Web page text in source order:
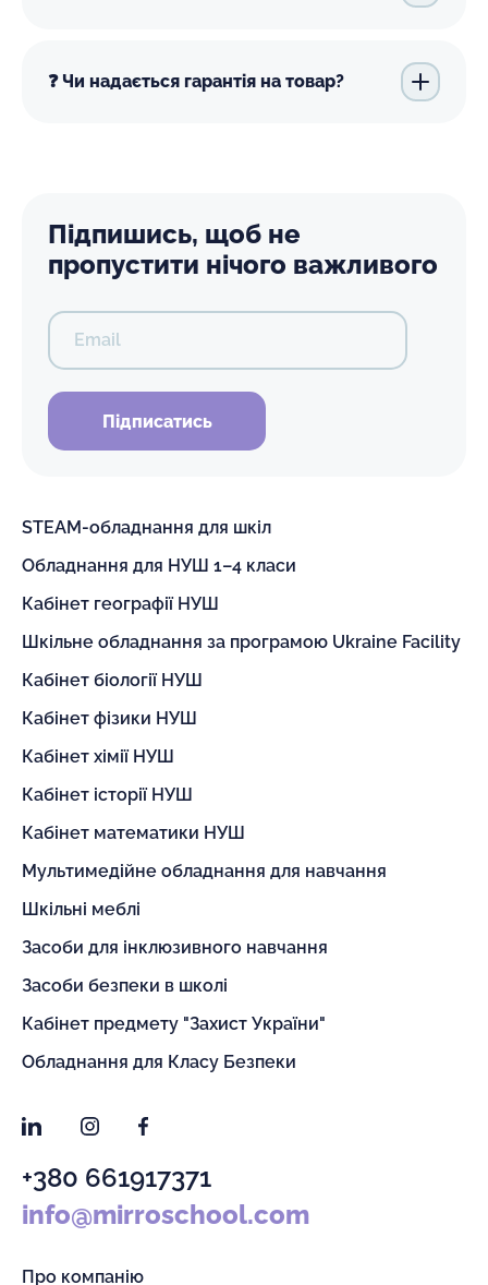
❓ Чи надається гарантія на товар?
Підпишись, щоб не
пропустити нічого важливого
Email
Підписатись
STEAM-обладнання для шкіл
Обладнання для НУШ 1–4 класи
Кабінет географії НУШ
Шкільне обладнання за програмою Ukraine Facility
Кабінет біології НУШ
Кабінет фізики НУШ
Кабінет хімії НУШ
Кабінет історії НУШ
Кабінет математики НУШ
Мультимедійне обладнання для навчання
Шкільні меблі
Засоби для інклюзивного навчання
Засоби безпеки в школі
Кабінет предмету "Захист України"
Обладнання для Класу Безпеки
LinkedInInstagramFacebook
+380 661917371
info@mirroschool.com
Про компанію